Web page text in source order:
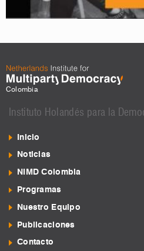
Colombia
Instituto Holandés para la
Inicio
Noticias
NIMD Colombia
Programas
Nuestro Equipo
Publicaciones
Contacto